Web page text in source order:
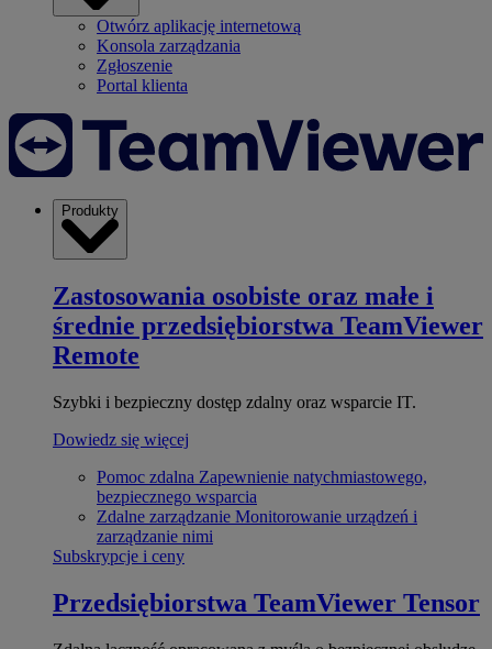
Otwórz aplikację internetową
Konsola zarządzania
Zgłoszenie
Portal klienta
Produkty
Zastosowania osobiste oraz małe i
średnie przedsiębiorstwa TeamViewer
Remote
Szybki i bezpieczny dostęp zdalny oraz wsparcie IT.
Dowiedz się więcej
Pomoc zdalna Zapewnienie natychmiastowego,
bezpiecznego wsparcia
Zdalne zarządzanie Monitorowanie urządzeń i
zarządzanie nimi
Subskrypcje i ceny
Przedsiębiorstwa TeamViewer Tensor